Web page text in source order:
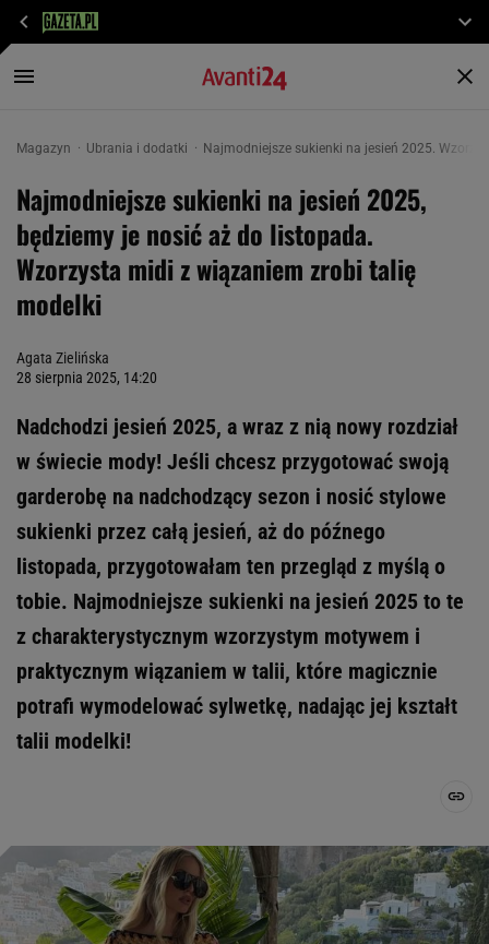
Magazyn Ubrania i dodatki Najmodniejsze sukienki na jesień 2025.
Najmodniejsze sukienki na jesień 2025,
będziemy je nosić aż do listopada.
Wzorzysta midi z wiązaniem zrobi talię
modelki
Agata Zielińska
28 sierpnia 2025, 14:20
Nadchodzi jesień 2025, a wraz z nią nowy rozdział
w świecie mody! Jeśli chcesz przygotować swoją
garderobę na nadchodzący sezon i nosić stylowe
sukienki przez całą jesień, aż do późnego
listopada, przygotowałam ten przegląd z myślą o
tobie. Najmodniejsze sukienki na jesień 2025 to te
z charakterystycznym wzorzystym motywem i
praktycznym wiązaniem w talii, które magicznie
potrafi wymodelować sylwetkę, nadając jej kształt
talii modelki!